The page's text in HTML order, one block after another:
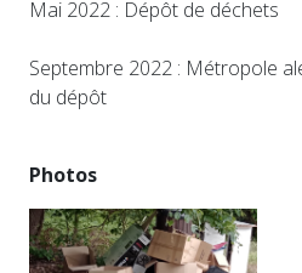
Mai 2022 : Dépôt de déchets
Septembre 2022 : Métropole
du dépôt
Photos